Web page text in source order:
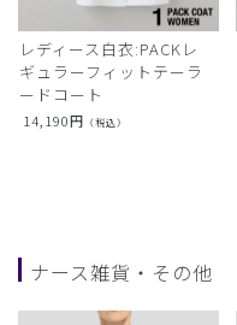
レディース白衣:PACKレ
ギュラーフィットテーラ
ードコート
14,190円 （税込）
ナース雑貨・その他